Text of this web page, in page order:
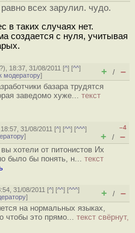
равно всех зарулил. чудо.
в таких случаях нет.
создается с нуля, учитывая
), 18:37, 31/08/2011 [^] [^^]
модератору] + / –
базара трудятся
заведомо хуже... текст
31/08/2011 [^] [^^] [^^^]
]
–4
+ / –
хотели от питонистов Их
было бы понять, н... текст
31/08/2011 [^] [^^] [^^^]
] + / –
на нормальных языках,
чтобы это прямо... текст свёрнут,